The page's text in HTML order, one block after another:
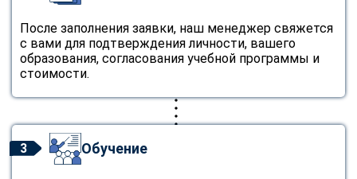
После заполнения заявки, наш менеджер свяжется
с вами для подтверждения личности, вашего
образования, согласования учебной программы и
стоимости.
3 Обучение